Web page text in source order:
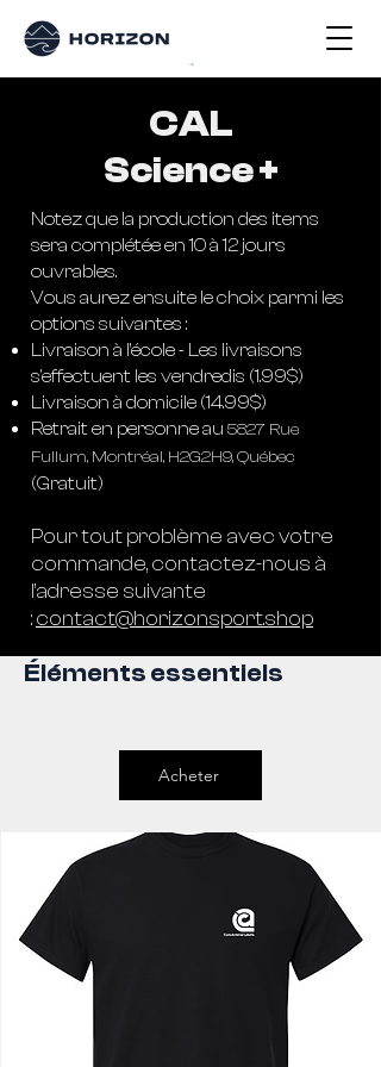
CAL
Science +
Notez que la production des items
sera complétée en 10 à 12 jours
ouvrables.
Vous aurez ensuite le choix parmi les
options suivantes :
Livraison à l’école - Les livraisons
s'effectuent les vendredis (1.99$)
Livraison à domicile (14.99$)
Retrait en personne au 5827 Rue
Fullum, Montréal, H2G2H9, Québec
(Gratuit)
Pour tout problème avec votre
commande, contactez-nous à
l’adresse suivante
: contact@horizonsport.shop
Éléments essentiels
Acheter